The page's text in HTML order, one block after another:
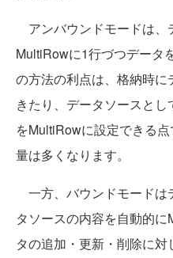
アンバウンドモードは、
MultiRowに1行づつデータ
の方法の利点は、格納時
きたり、データソースと
をMultiRowに設定できる
量は多くなります。
一方、バウンドモードは
タソースの内容を自動的
タの追加・更新・削除に